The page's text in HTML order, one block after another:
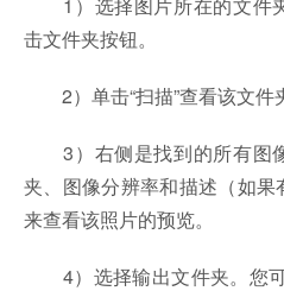
击文件夹按钮。
2）单击“扫描”查看该文件
3）右侧是找到的所有图
夹、图像分辨率和描述（如
来查看该照片的预览。
4）选择输出文件夹。您可